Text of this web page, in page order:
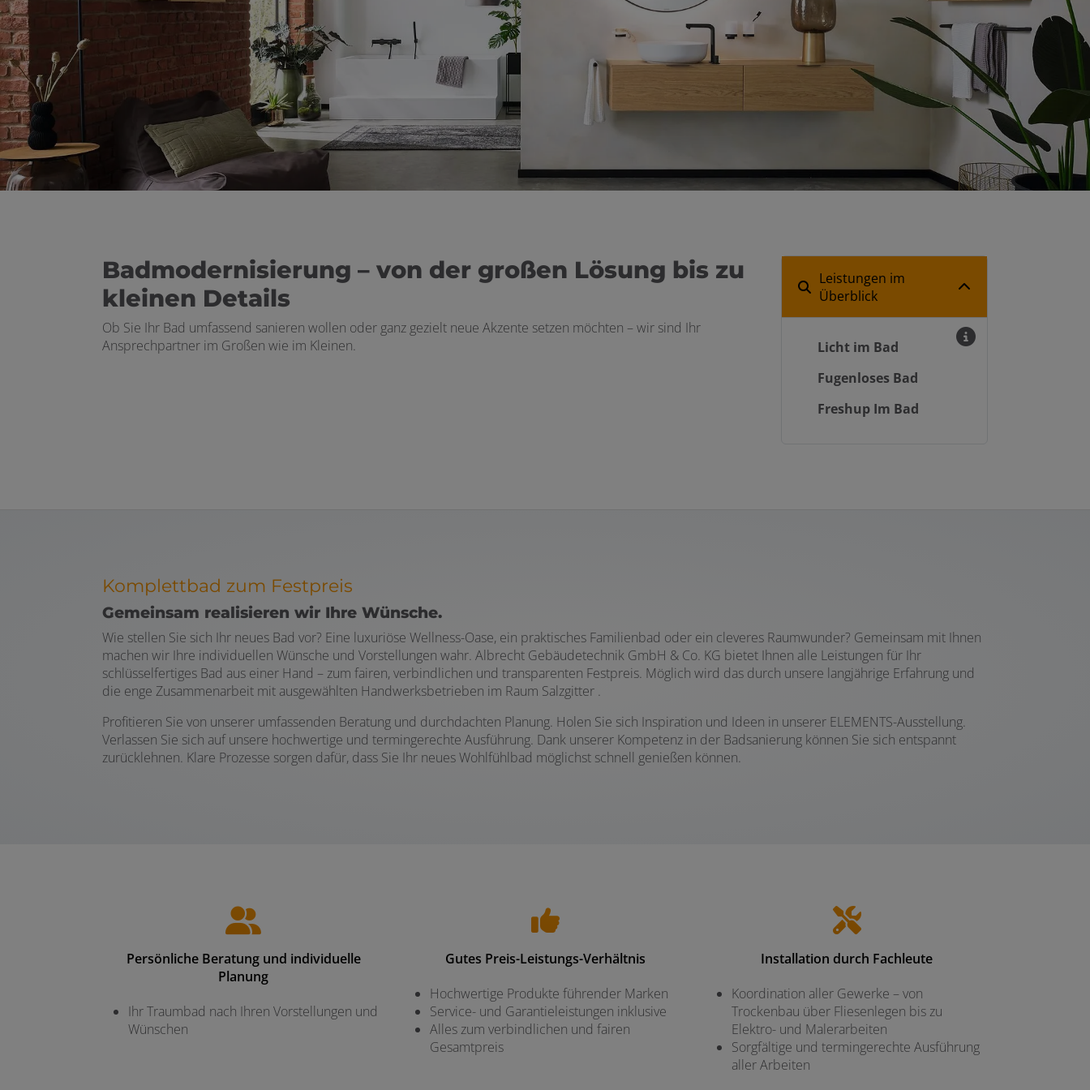
Badmodernisierung – von der großen Lösung bis zu
kleinen Details
Ob Sie Ihr Bad umfassend sanieren wollen oder ganz gezielt neue Akzente setzen möchten – wir sind Ihr
Ansprechpartner im Großen wie im Kleinen.
Leistungen im
Überblick
Licht im Bad
Fugenloses Bad
Freshup Im Bad
Komplettbad zum Festpreis
Gemeinsam realisieren wir Ihre Wünsche.
Wie stellen Sie sich Ihr neues Bad vor? Eine luxuriöse Wellness-Oase, ein praktisches Familienbad oder ein cleveres Raumwunder? Gemeinsam mit Ihnen
machen wir Ihre individuellen Wünsche und Vorstellungen wahr. Albrecht Gebäudetechnik GmbH & Co. KG bietet Ihnen alle Leistungen für Ihr
schlüsselfertiges Bad aus einer Hand – zum fairen, verbindlichen und transparenten Festpreis. Möglich wird das durch unsere langjährige Erfahrung und
die enge Zusammenarbeit mit ausgewählten Handwerksbetrieben im Raum Salzgitter .
Profitieren Sie von unserer umfassenden Beratung und durchdachten Planung. Holen Sie sich Inspiration und Ideen in unserer ELEMENTS-Ausstellung.
Verlassen Sie sich auf unsere hochwertige und termingerechte Ausführung. Dank unserer Kompetenz in der Badsanierung können Sie sich entspannt
zurücklehnen. Klare Prozesse sorgen dafür, dass Sie Ihr neues Wohlfühlbad möglichst schnell genießen können.
Persönliche Beratung und individuelle
Planung
Ihr Traumbad nach Ihren Vorstellungen und
Wünschen
Gutes Preis-Leistungs-Verhältnis
Hochwertige Produkte führender Marken
Service- und Garantieleistungen inklusive
Alles zum verbindlichen und fairen
Gesamtpreis
Installation durch Fachleute
Koordination aller Gewerke – von
Trockenbau über Fliesenlegen bis zu
Elektro- und Malerarbeiten
Sorgfältige und termingerechte Ausführung
aller Arbeiten
und schließen